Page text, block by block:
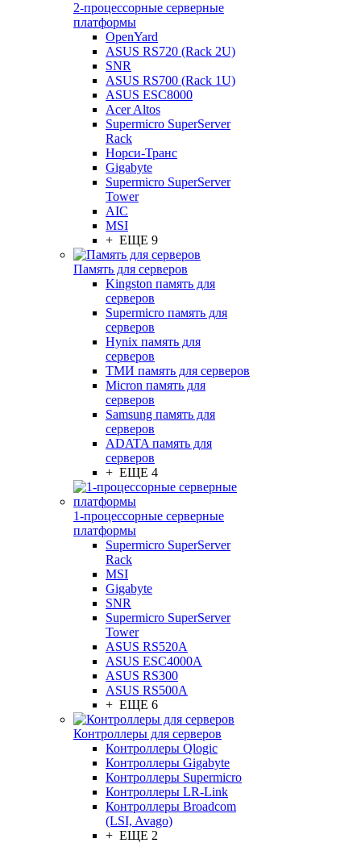
2-процессорные серверные
платформы
OpenYard
ASUS RS720 (Rack 2U)
SNR
ASUS RS700 (Rack 1U)
ASUS ESC8000
Acer Altos
Supermicro SuperServer
Rack
Норси-Транс
Gigabyte
Supermicro SuperServer
Tower
AIC
MSI
+ ЕЩЕ 9
Память для серверов
Kingston память для
серверов
Supermicro память для
серверов
Hynix память для
серверов
ТМИ память для серверов
Micron память для
серверов
Samsung память для
серверов
ADATA память для
серверов
+ ЕЩЕ 4
1-процессорные серверные
платформы
Supermicro SuperServer
Rack
MSI
Gigabyte
SNR
Supermicro SuperServer
Tower
ASUS RS520A
ASUS ESC4000A
ASUS RS300
ASUS RS500A
+ ЕЩЕ 6
Контроллеры для серверов
Контроллеры Qlogic
Контроллеры Gigabyte
Контроллеры Supermicro
Контроллеры LR-Link
Контроллеры Broadcom
(LSI, Avago)
+ ЕЩЕ 2